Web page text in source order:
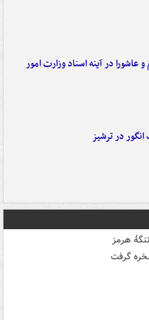
در آینه اسناد وزارت امور
در ترشیز
هرمز
گرفت